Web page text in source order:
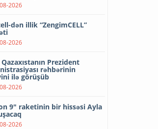
2026
dən illik “ZengimCELL”
2026
Prezident
rəhbərinin
ilə görüşüb
2026
9" raketinin bir hissəsi Ayla
2026